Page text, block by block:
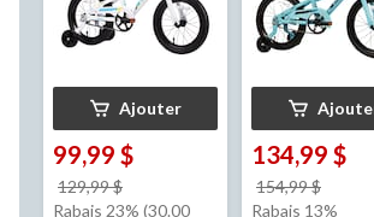
Ajouter
99,99 $
129,99 $
était
Rabais 23% (30.00
134,99 $
154,99 $
était
Rabais 13%